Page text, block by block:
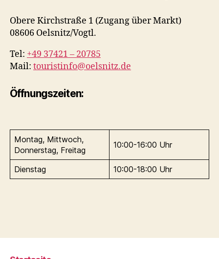
Obere Kirchstraße 1 (Zugang über Markt)
08606 Oelsnitz/Vogtl.
Tel: +49 37421 – 20785
Mail: touristinfo@oelsnitz.de
Öffnungszeiten:
Montag, Mittwoch,
Donnerstag, Freitag
10:00-16:00 Uhr
Dienstag 10:00-18:00 Uhr